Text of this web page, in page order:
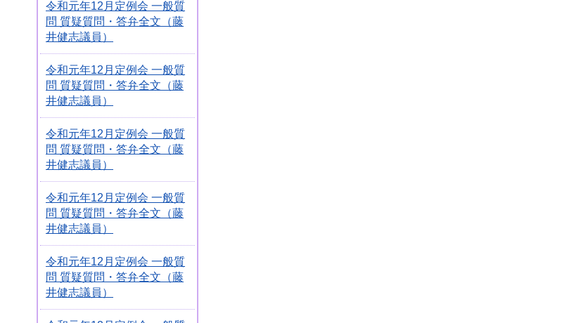
令和元年12月定例会 一般質
問 質疑質問・答弁全文（藤
井健志議員）
令和元年12月定例会 一般質
問 質疑質問・答弁全文（藤
井健志議員）
令和元年12月定例会 一般質
問 質疑質問・答弁全文（藤
井健志議員）
令和元年12月定例会 一般質
問 質疑質問・答弁全文（藤
井健志議員）
令和元年12月定例会 一般質
問 質疑質問・答弁全文（藤
井健志議員）